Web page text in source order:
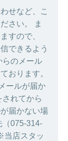
せなど、こ
さい。 ま
すので、
できるよう
らのメール
おります。
ールが届か
れてから
届かない場
（075-314-
当店スタッ